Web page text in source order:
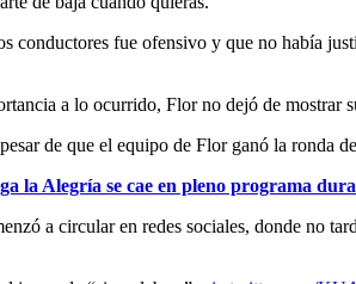
conductores fue ofensivo y que no había
a lo ocurrido, Flor no dejó de
de que el equipo de Flor ganó la ronda
la Alegría se cae en pleno programa
a circular en redes sociales, donde no